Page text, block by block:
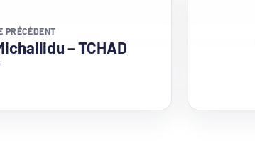
PRÉCÉDENT
– TCHAD